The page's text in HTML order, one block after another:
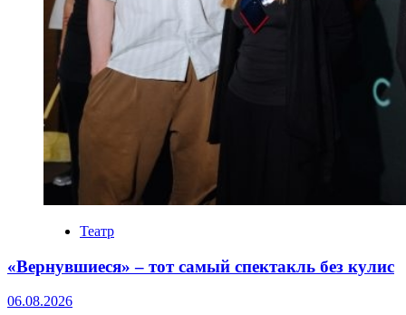
Театр
«Вернувшиеся» – тот самый спектакль без кулис
06.08.2026